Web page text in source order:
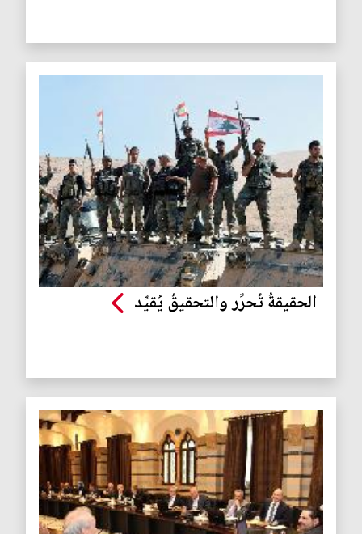
الحقيقةُ تُحرِّر والتحقيقُ يُقيِّد